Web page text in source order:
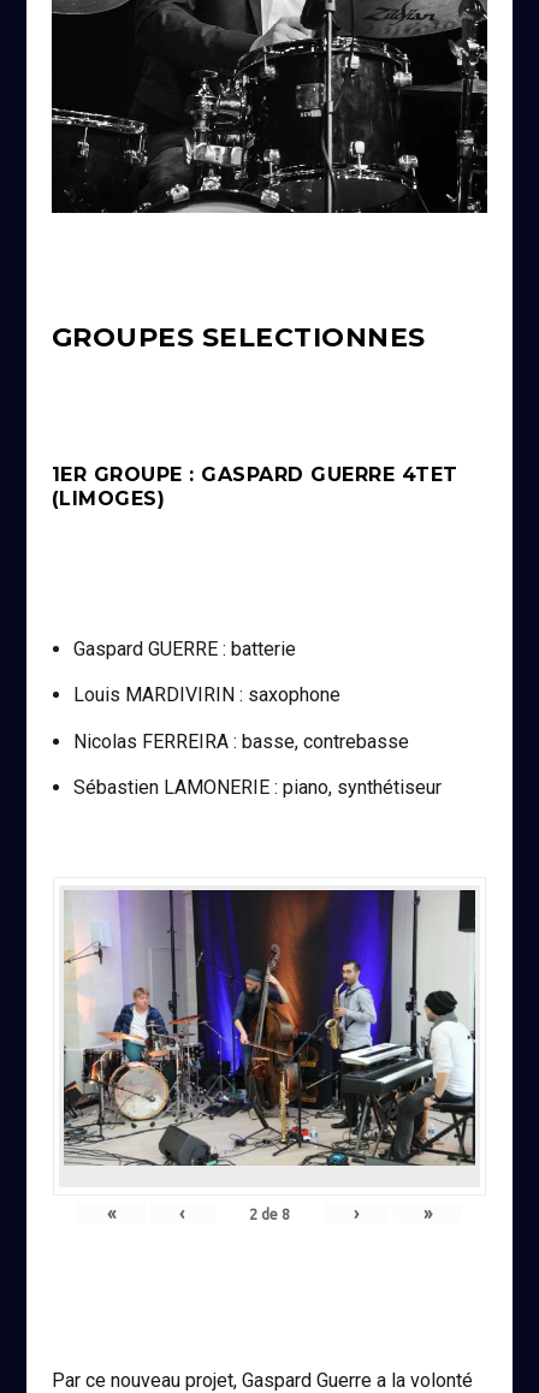
GROUPES SELECTIONNES
1ER GROUPE : GASPARD GUERRE 4TET
(LIMOGES)
Gaspard GUERRE : batterie
Louis MARDIVIRIN : saxophone
Nicolas FERREIRA : basse, contrebasse
Sébastien LAMONERIE : piano, synthétiseur
« ‹ 2de 8 › »
Par ce nouveau projet, Gaspard Guerre a la volonté